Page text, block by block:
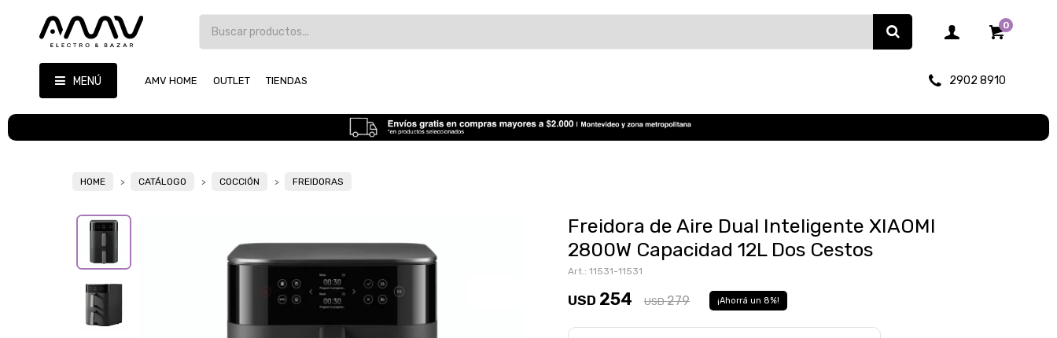
MENÚ AMV HOME OUTLET TIENDAS 2902 8910
0
HOME CATÁLOGO COCCIÓN FREIDORAS
Freidora de Aire Dual Inteligente XIAOMI
2800W Capacidad 12L Dos Cestos
11531-11531
USD 254 USD 279 8